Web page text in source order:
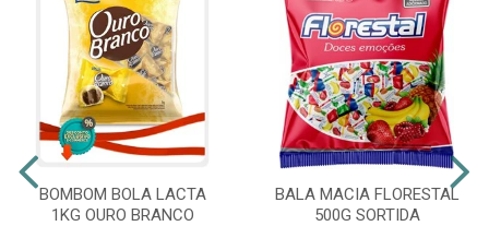
BOMBOM BOLA LACTA
1KG OURO BRANCO
BALA MACIA FLORESTAL
500G SORTIDA